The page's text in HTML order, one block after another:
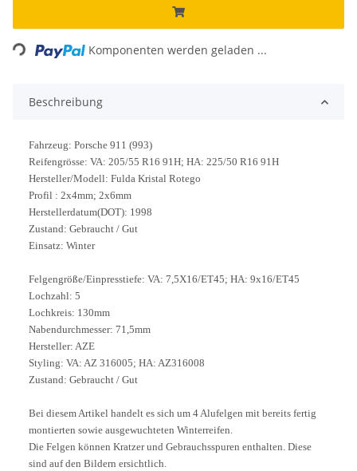
Loading... Komponenten werden geladen ...
Beschreibung
Fahrzeug: Porsche 911 (993)
Reifengrösse: VA: 205/55 R16 91H; HA: 225/50 R16 91H
Hersteller/Modell: Fulda Kristal Rotego
Profil : 2x4mm; 2x6mm
Herstellerdatum(DOT): 1998
Zustand: Gebraucht / Gut
Einsatz: Winter
Felgengröße/Einpresstiefe: VA: 7,5X16/ET45; HA: 9x16/ET45
Lochzahl: 5
Lochkreis: 130mm
Nabendurchmesser: 71,5mm
Hersteller: AZE
Styling: VA: AZ 316005; HA: AZ316008
Zustand: Gebraucht / Gut
Bei diesem Artikel handelt es sich um 4 Alufelgen mit bereits fertig
montierten sowie ausgewuchteten Winterreifen.
Die Felgen können Kratzer und Gebrauchsspuren enthalten. Diese
sind auf den Bildern ersichtlich.